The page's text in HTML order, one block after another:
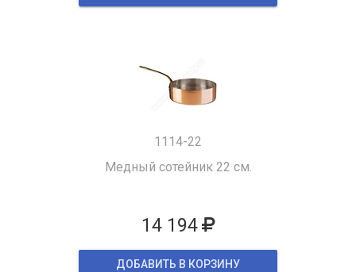
1114-22
Медный сотейник 22 см.
14 194
ДОБАВИТЬ В КОРЗИНУ